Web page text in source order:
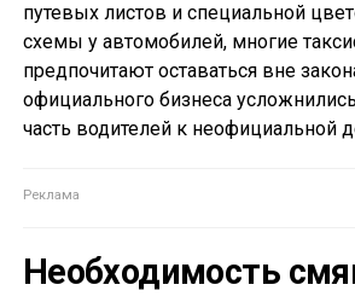
путевых листов и специальной
схемы у автомобилей, многие
предпочитают оставаться вне
официального бизнеса
часть водителей к неофициальной
Необходимость